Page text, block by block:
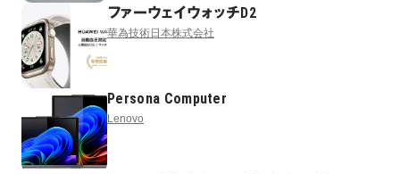
ファーウェイウォッチD2
華為技術日本株式会社
Persona Computer
Lenovo